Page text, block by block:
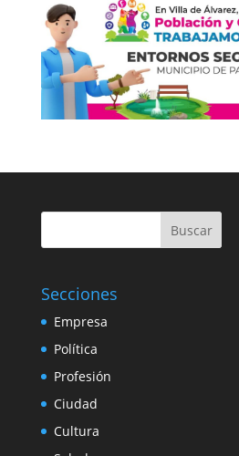
Buscar
Secciones
Empresa
Política
Profesión
Ciudad
Cultura